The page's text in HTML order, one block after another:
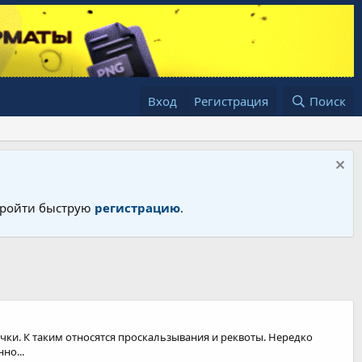
Вход Регистрация Поиск
быструю регистрацию.
К таким относятся проскальзывания и реквоты. Нередко